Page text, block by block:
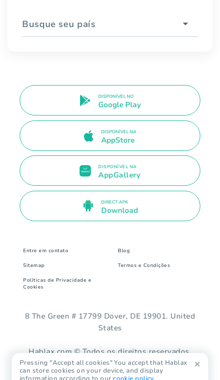
Busque seu país
DISPONÍVEL NO
Google Play
DISPONÍVEL NA
AppStore
DISPONÍVEL NA
AppGallery
DIRECT APK
Download
Entre em contato Blog
Sitemap Termos e Condições
Políticas de Privacidade e
Cookies
8 The Green # 17799 Dover, DE 19901. United
States
Hablax.com © Todos os direitos reservados.
Pressing "Accept all cookies" You accept that Hablax
can store cookies on your device, and display